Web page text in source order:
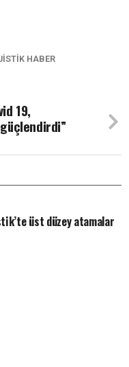
HABER
19,
üst düzey atamalar